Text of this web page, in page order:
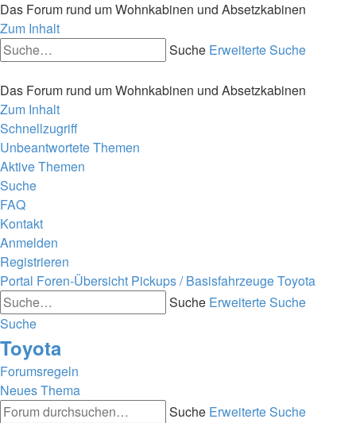
Das Forum rund um Wohnkabinen und Absetzkabinen
Zum Inhalt
Suche Erweiterte Suche
Das Forum rund um Wohnkabinen und Absetzkabinen
Zum Inhalt
Schnellzugriff
Unbeantwortete Themen
Aktive Themen
Suche
FAQ
Kontakt
Anmelden
Registrieren
Portal Foren-Übersicht Pickups / BasisfahrzeugeToyota
Suche Erweiterte Suche
Suche
Toyota
Forumsregeln
Neues Thema
Suche Erweiterte Suche